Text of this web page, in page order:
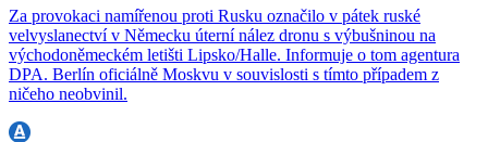
Za provokaci namířenou proti Rusku označilo v pátek ruské
velvyslanectví v Německu úterní nález dronu s výbušninou na
východoněmeckém letišti Lipsko/Halle. Informuje o tom agentura
DPA. Berlín oficiálně Moskvu v souvislosti s tímto případem z
ničeho neobvinil.